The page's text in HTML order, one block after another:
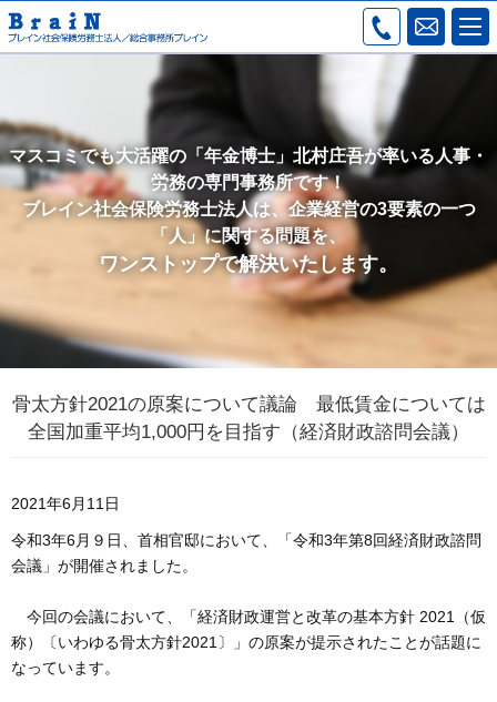
マスコミでも大活躍の「年金博士」北村庄吾が率いる人事・
労務の専門事務所です！
ブレイン社会保険労務士法人は、企業経営の3要素の一つ
「人」に関する問題を、
ワンストップで解決いたします。
骨太方針2021の原案について議論 最低賃金については
全国加重平均1,000円を目指す（経済財政諮問会議）
2021年6月11日
令和3年6月９日、首相官邸において、「令和3年第8回経済財政諮問
会議」が開催されました。
今回の会議において、「経済財政運営と改革の基本方針 2021（仮
称）〔いわゆる骨太方針2021〕」の原案が提示されたことが話題に
なっています。